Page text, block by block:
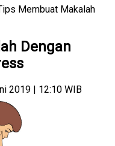
Membuat Makalah
Dengan
2019 | 12:10 WIB